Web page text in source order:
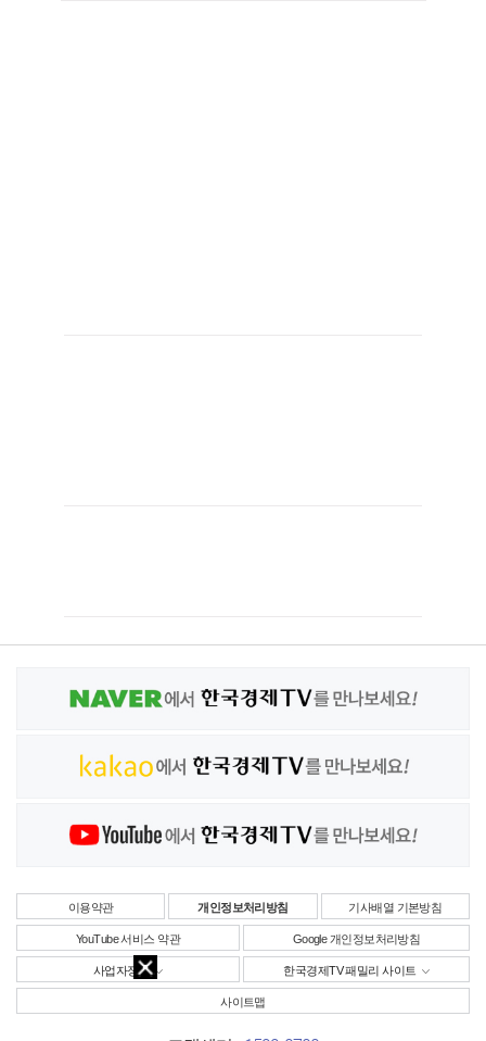
이용약관 개인정보처리방침 기사배열 기본방침
YouTube 서비스 약관 Google 개인정보처리방침
사업자정보 한국경제TV 패밀리 사이트
사이트맵